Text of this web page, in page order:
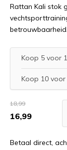
Rattan Kali stok
betrouwbaarheid.
Koop 5 voor
Koop 10
18,99
16,99
Betaal direct,